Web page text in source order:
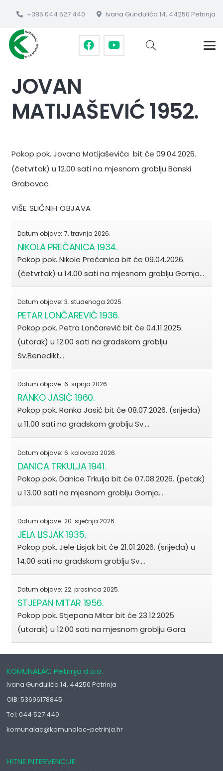
+385 044 527 440 Ivana Gundulića 14, 44250 Petrinja
JOVAN
MATIJAŠEVIĆ 1952.
Pokop pok. Jovana Matijaševića bit će 09.04.2026.
(četvrtak) u 12.00 sati na mjesnom groblju Banski
Grabovac.
VIŠE SLIČNIH OBJAVA
Datum objave: 7. travnja 2026.
NIKOLA PREČANICA 1934.
Pokop pok. Nikole Prečanica bit će 09.04.2026.
(četvrtak) u 14.00 sati na mjesnom groblju Gornja…
Datum objave: 3. studenoga 2025.
PETAR LONČAREVIĆ 1936.
Pokop pok. Petra Lončarević bit će 04.11.2025.
(utorak) u 12.00 sati na gradskom groblju
Sv.Benedikt…
Datum objave: 6. srpnja 2026.
RANKO JASIĆ 1960.
Pokop pok. Ranka Jasić bit će 08.07.2026. (srijeda)
u 11.00 sati na gradskom groblju Sv.…
Datum objave: 6. kolovoza 2026.
DANICA TRKULJA 1941.
Pokop pok. Danice Trkulja bit će 07.08.2026. (petak)
u 13.00 sati na mjesnom groblju Gornja…
Datum objave: 20. siječnja 2026.
JELA LISJAK 1935.
Pokop pok. Jele Lisjak bit će 21.01.2026. (srijeda) u
14.00 sati na gradskom groblju Sv.…
Datum objave: 22. prosinca 2025.
STJEPAN MITAR 1956.
Pokop pok. Stjepana Mitar bit će 23.12.2025.
(utorak) u 12.00 sati na mjesnom groblju Gora.
KOMUNALAC Petrinja d.o.o.
Ivana Gundulića 14, 44250 Petrinja
OIB: 53696178845
Tel: 044 527 440
komunalac@komunalac-petrinja.hr
HITNE INTERVENCIJE